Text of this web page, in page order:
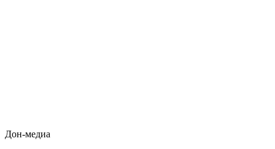
Дон-медиа